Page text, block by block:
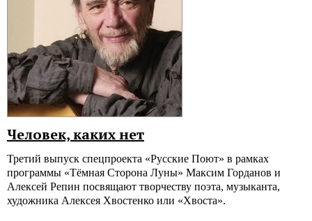
Человек, каких нет
Третий выпуск спецпроекта «Русские Поют» в рамках
программы «Тёмная Сторона Луны» Максим Горданов и
Алексей Репин посвящают творчеству поэта, музыканта,
художника Алексея Хвостенко или «Хвоста».